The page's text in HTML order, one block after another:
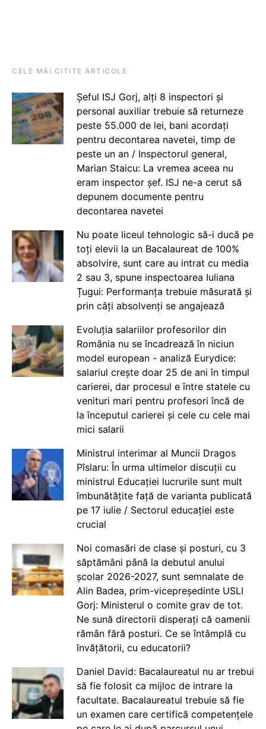
CELE MAI CITITE ARTICOLE
Șeful ISJ Gorj, alți 8 inspectori și
personal auxiliar trebuie să returneze
peste 55.000 de lei, bani acordați
pentru decontarea navetei, timp de
peste un an / Inspectorul general,
Marian Staicu: La vremea aceea nu
eram inspector șef. ISJ ne-a cerut să
depunem documente pentru
decontarea navetei
Nu poate liceul tehnologic să-i ducă pe
toți elevii la un Bacalaureat de 100%
absolvire, sunt care au intrat cu media
2 sau 3, spune inspectoarea Iuliana
Țugui: Performanța trebuie măsurată și
prin câți absolvenți se angajează
Evoluția salariilor profesorilor din
România nu se încadrează în niciun
model european - analiză Eurydice:
salariul crește doar 25 de ani în timpul
carierei, dar procesul e între statele cu
venituri mari pentru profesori încă de
la începutul carierei și cele cu cele mai
mici salarii
Ministrul interimar al Muncii Dragos
Pîslaru: În urma ultimelor discuții cu
ministrul Educației lucrurile sunt mult
îmbunătățite față de varianta publicată
pe 17 iulie / Sectorul educației este
crucial
Noi comasări de clase și posturi, cu 3
săptămâni până la debutul anului
școlar 2026-2027, sunt semnalate de
Alin Badea, prim-vicepreședinte USLI
Gorj: Ministerul o comite grav de tot.
Ne sună directorii disperați că oamenii
rămân fără posturi. Ce se întâmplă cu
învățătorii, cu educatorii?
Daniel David: Bacalaureatul nu ar trebui
să fie folosit ca mijloc de intrare la
facultate. Bacalaureatul trebuie să fie
un examen care certifică competențele